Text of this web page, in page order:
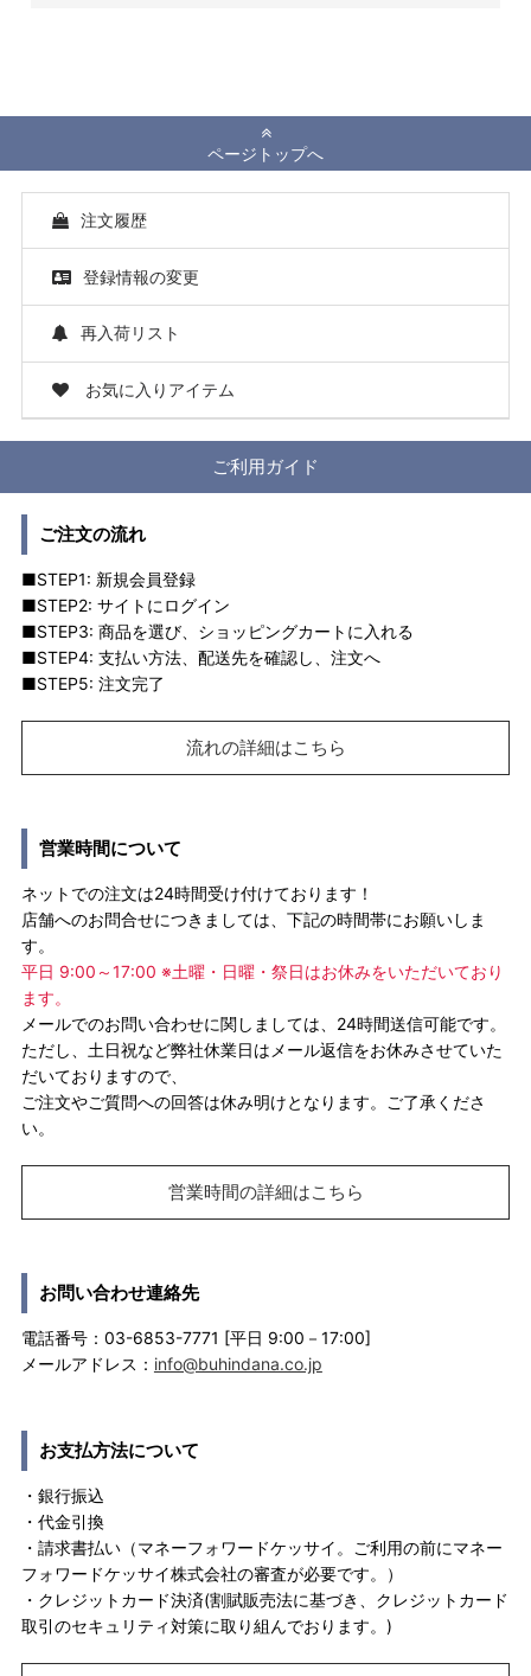
ページトップへ
注文履歴
登録情報の変更
再入荷リスト
お気に入りアイテム
ご利用ガイド
ご注文の流れ
■STEP1: 新規会員登録
■STEP2: サイトにログイン
■STEP3: 商品を選び、ショッピングカートに入れる
■STEP4: 支払い方法、配送先を確認し、注文へ
■STEP5: 注文完了
流れの詳細はこちら
営業時間について
ネットでの注文は24時間受け付けております！
店舗へのお問合せにつきましては、下記の時間帯にお願いしま
す。
平日 9:00～17:00 ※土曜・日曜・祭日はお休みをいただいており
ます。
メールでのお問い合わせに関しましては、24時間送信可能です。
ただし、土日祝など弊社休業日はメール返信をお休みさせていた
だいておりますので、
ご注文やご質問への回答は休み明けとなります。ご了承くださ
い。
営業時間の詳細はこちら
お問い合わせ連絡先
電話番号：03-6853-7771 [平日 9:00－17:00]
メールアドレス： info@buhindana.co.jp
お支払方法について
・銀行振込
・代金引換
・請求書払い（マネーフォワードケッサイ。ご利用の前にマネー
フォワードケッサイ株式会社の審査が必要です。）
・クレジットカード決済(割賦販売法に基づき、クレジットカード
取引のセキュリティ対策に取り組んでおります。)